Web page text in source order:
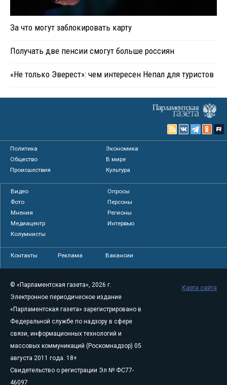
За что могут заблокировать карту
Получать две пенсии смогут больше россиян
«Не только Эверест»: чем интересен Непал для туристов
Политика
Экономика
Общество
В мире
Происшествия
Культура
Видео
Опросы
Фото
Персоны
Мнения
Регионы
Медиацентр
Интервью
Колумнисты
Контакты Реклама Вакансии
© «Парламентская газета», 2026 г.
Электронное периодическое издание
«Парламентская газета» зарегистрировано в
Федеральной службе по надзору в сфере
связи, информационных технологий и
массовых коммуникаций (Роскомнадзор) 05
августа 2011 года. 18+
Свидетельство о регистрации Эл № ФС77-
46097
Карта сайта